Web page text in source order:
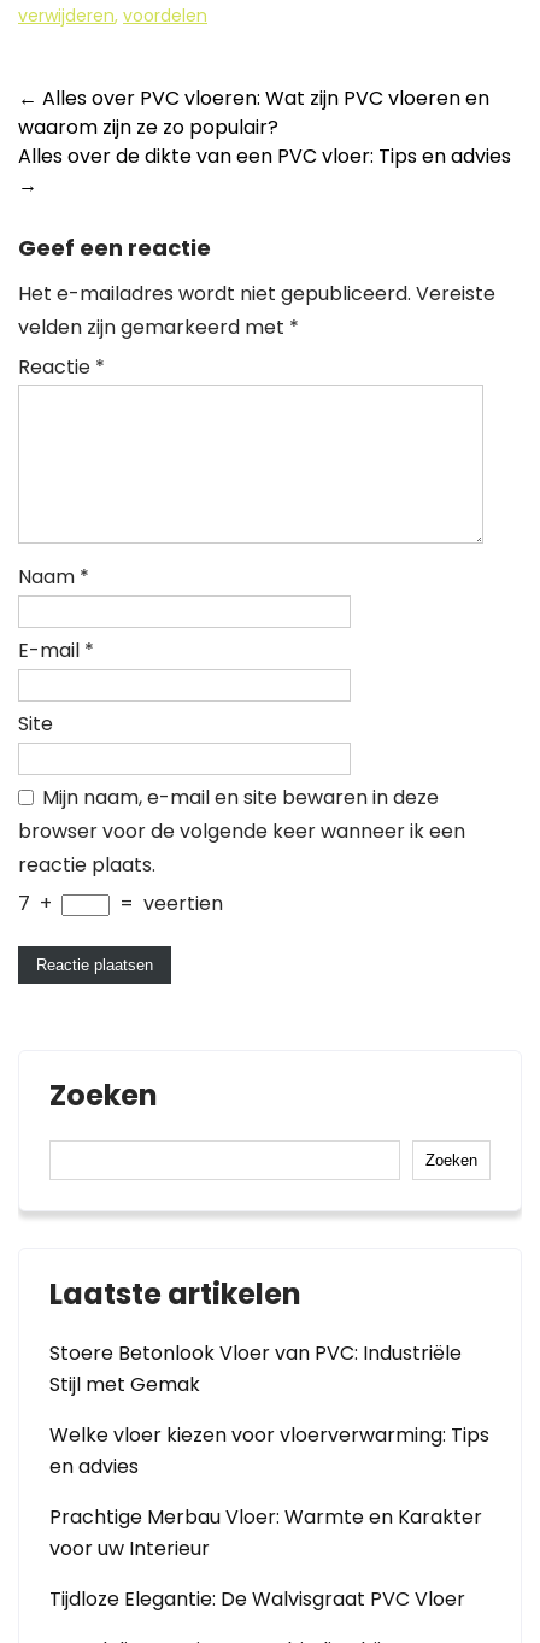
verwijderen, voordelen
Berichtnavigatie
← Alles over PVC vloeren: Wat zijn PVC vloeren en
waarom zijn ze zo populair?
Alles over de dikte van een PVC vloer: Tips en advies
→
Geef een reactie
Het e-mailadres wordt niet gepubliceerd. Vereiste
velden zijn gemarkeerd met *
Reactie *
Naam *
E-mail *
Site
Mijn naam, e-mail en site bewaren in deze
browser voor de volgende keer wanneer ik een
reactie plaats.
7 + = veertien
Zoeken
Zoeken
Laatste artikelen
Stoere Betonlook Vloer van PVC: Industriële
Stijl met Gemak
Welke vloer kiezen voor vloerverwarming: Tips
en advies
Prachtige Merbau Vloer: Warmte en Karakter
voor uw Interieur
Tijdloze Elegantie: De Walvisgraat PVC Vloer